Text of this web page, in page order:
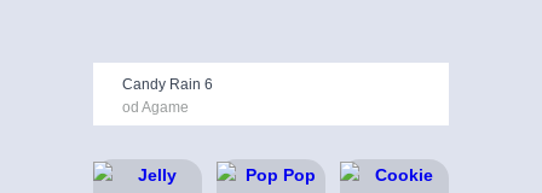
Candy Rain 6
od Agame